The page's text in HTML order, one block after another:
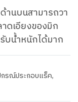
านบนสามารถวา
ดเอียงของมิก
บน้ำหนักได้มาก
กรณ์ประกอบแร็ค,